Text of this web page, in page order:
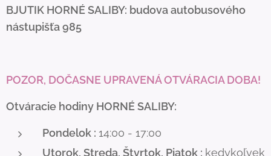
BJUTIK HORNÉ SALIBY: budova autobusového
nástupišťa 985
POZOR, DOČASNE UPRAVENÁ OTVÁRACIA DOBA!
Otváracie hodiny HORNÉ SALIBY:
Pondelok : 14:00 - 17:00
Utorok, Streda, Štvrtok, Piatok : kedykoľvek